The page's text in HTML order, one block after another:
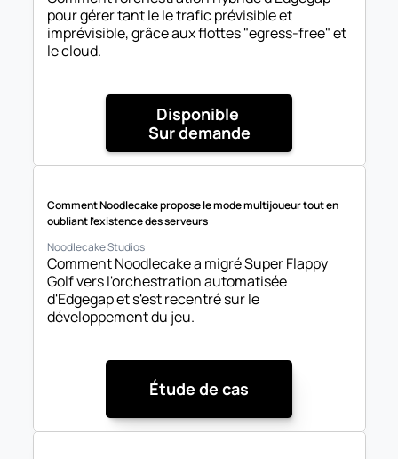
pour gérer tant le le trafic prévisible et
imprévisible, grâce aux flottes "egress-free" et
le cloud.
Disponible
Sur demande
Comment Noodlecake propose le mode multijoueur tout en
oubliant l'existence des serveurs
Noodlecake Studios
Comment Noodlecake a migré Super Flappy
Golf vers l'orchestration automatisée
d'Edgegap et s'est recentré sur le
développement du jeu.
Étude de cas